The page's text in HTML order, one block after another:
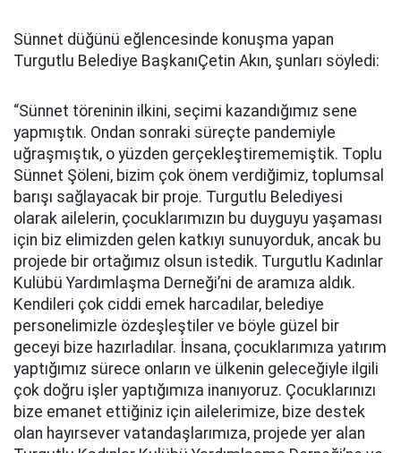
Sünnet düğünü eğlencesinde konuşma yapan
Turgutlu Belediye BaşkanıÇetin Akın, şunları söyledi:
“Sünnet töreninin ilkini, seçimi kazandığımız sene
yapmıştık. Ondan sonraki süreçte pandemiyle
uğraşmıştık, o yüzden gerçekleştirememiştik. Toplu
Sünnet Şöleni, bizim çok önem verdiğimiz, toplumsal
barışı sağlayacak bir proje. Turgutlu Belediyesi
olarak ailelerin, çocuklarımızın bu duyguyu yaşaması
için biz elimizden gelen katkıyı sunuyorduk, ancak bu
projede bir ortağımız olsun istedik. Turgutlu Kadınlar
Kulübü Yardımlaşma Derneği’ni de aramıza aldık.
Kendileri çok ciddi emek harcadılar, belediye
personelimizle özdeşleştiler ve böyle güzel bir
geceyi bize hazırladılar. İnsana, çocuklarımıza yatırım
yaptığımız sürece onların ve ülkenin geleceğiyle ilgili
çok doğru işler yaptığımıza inanıyoruz. Çocuklarınızı
bize emanet ettiğiniz için ailelerimize, bize destek
olan hayırsever vatandaşlarımıza, projede yer alan